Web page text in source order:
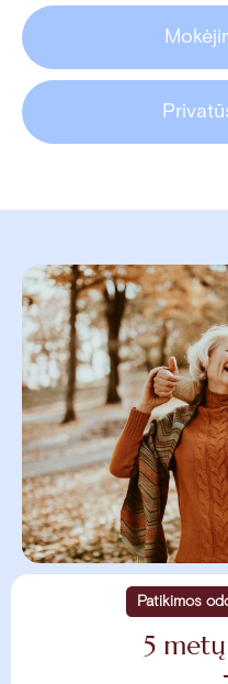
Patikimos
5